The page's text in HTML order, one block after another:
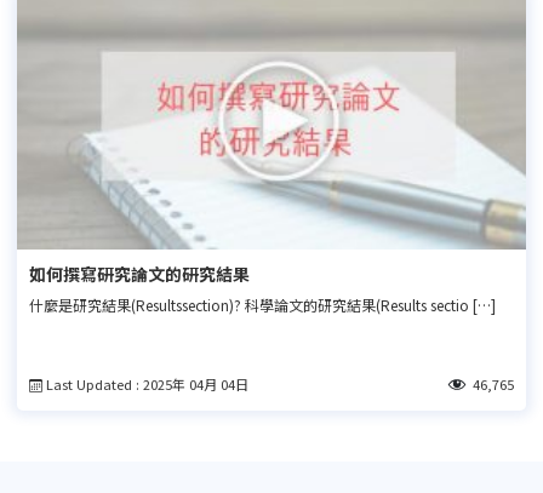
如何撰寫研究論文的研究結果
什麼是研究結果(Resultssection)? 科學論文的研究結果(Results sectio […]
Last Updated : 2025年 04月 04日 46,765